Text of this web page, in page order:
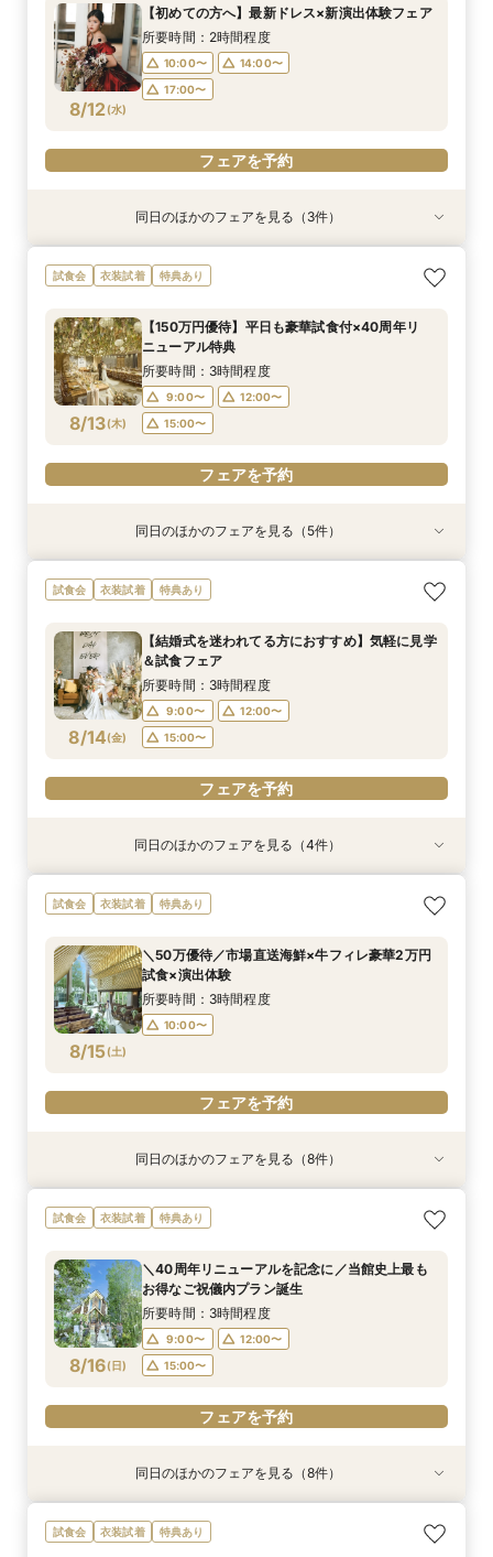
8/11(火)
17:00〜
フェアを予約
8/11(火)
17:00〜
フェアを予約
8/11(火)
14:00〜
フェアを予約
8/11(火)
14:00〜
16:00〜
18:00〜
8/11(火)
17:00〜
フェアを予約
8/11(火)
フェアを予約
8/11(火)
15:00〜
フェアを予約
8/11(火)
17:00〜
フェアを予約
8/12(水)
【初めての方へ】最新ドレス×新演出体験フェア
所要時間：2時間程度
10:00〜
14:00〜
17:00〜
フェアを予約
衣装試着 特典あり
8/12(水)
【150万円優待】平日も豪華試食付×40周年リ
ニューアル特典
9:00〜
15:00〜
フェアを予約
衣装試着 特典あり
8/12(水)
【料理重視の方へ】豪華2万円相当フレンチ試食
付特別フェア
10:00〜
17:00〜
フェアを予約
8/12(水)
＼館内ツアー／すきま時間で気軽に♪60分でゆ
るっと式場見学！
10:00〜
14:00〜
16:00〜
18:00〜
同日のほかのフェアを見る（3件）
試食会 衣装試着 特典あり
8/13(木)
【150万円優待】平日も豪華試食付×40周年リ
ニューアル特典
所要時間：3時間程度
9:00〜
12:00〜
15:00〜
フェアを予約
衣装試着 特典あり
8/13(木)
【料理重視の方へ】豪華2万円相当フレンチ試食
付特別フェア
10:00〜
17:00〜
フェアを予約
8/13(木)
＼館内ツアー／すきま時間で気軽に♪60分でゆ
るっと式場見学！
10:00〜
14:00〜
16:00〜
18:00〜
衣装試着 特典あり
8/13(木)
＼50万優待／市場直送海鮮×牛フィレ豪華2万円
試食×演出体験
10:00〜
フェアを予約
衣装試着 特典あり
8/13(木)
【結婚式を迷われてる方におすすめ】気軽に見学
＆試食フェア
9:00〜
15:00〜
フェアを予約
特典あり
8/13(木)
New豪華ランチ付♪【ハワイウェディング】★相
談会
12:00〜
16:00〜
フェアを予約
同日のほかのフェアを見る（5件）
試食会 衣装試着 特典あり
8/14(金)
【結婚式を迷われてる方におすすめ】気軽に見学
＆試食フェア
所要時間：3時間程度
9:00〜
12:00〜
15:00〜
フェアを予約
衣装試着 特典あり
8/14(金)
【150万円優待】平日も豪華試食付×40周年リ
ニューアル特典
9:00〜
15:00〜
衣装試着 特典あり
8/14(金)
【料理重視の方へ】豪華2万円相当フレンチ試食
付特別フェア
10:00〜
17:00〜
8/14(金)
＼館内ツアー／すきま時間で気軽に♪60分でゆ
るっと式場見学！
10:00〜
14:00〜
16:00〜
18:00〜
衣装試着 特典あり
8/14(金)
＼50万優待／市場直送海鮮×牛フィレ豪華2万円
試食×演出体験
10:00〜
同日のほかのフェアを見る（4件）
試食会 衣装試着 特典あり
8/15(土)
＼50万優待／市場直送海鮮×牛フィレ豪華2万円
試食×演出体験
所要時間：3時間程度
10:00〜
フェアを予約
衣装試着 特典あり
8/15(土)
＼40周年リニューアルを記念に／当館史上最も
お得なご祝儀内プラン誕生
9:00〜
12:00〜
15:00〜
フェアを予約
衣装試着 特典あり
8/15(土)
【料理重視の方へ】豪華2万円相当フレンチ試食
付特別フェア
10:00〜
14:00〜
17:00〜
フェアを予約
8/15(土)
【見積相談会】結婚式費用を抑えて挙げるコツを
教えます♪
10:00〜
14:00〜
17:00〜
フェアを予約
8/15(土)
【マタニティ＆パパママ婚】Wハッピーなあなた
に☆
10:00〜
12:00〜
14:00〜
フェアを予約
8/15(土)
＼館内ツアー／すきま時間で気軽に♪60分でゆ
るっと式場見学！
10:00〜
12:00〜
14:00〜
16:00〜
18:00〜
衣装試着 特典あり
8/15(土)
【少人数ウエディング歓迎】試着＆フレンチ試食
付じっくり相談会
10:00〜
14:00〜
17:00〜
フェアを予約
衣装試着 特典あり
8/15(土)
【結婚式を迷われてる方におすすめ】気軽に見学
＆試食フェア
9:00〜
12:00〜
15:00〜
フェアを予約
衣装試着 特典あり
8/15(土)
【写真婚】スナップデータ特典×ドレス試着×オ
リジナルスイーツ
10:00〜
14:00〜
17:00〜
フェアを予約
同日のほかのフェアを見る（8件）
試食会 衣装試着 特典あり
8/16(日)
＼40周年リニューアルを記念に／当館史上最も
お得なご祝儀内プラン誕生
所要時間：3時間程度
9:00〜
12:00〜
15:00〜
フェアを予約
衣装試着 特典あり
【料理重視の方へ】豪華2万円相当フレンチ試食
付特別フェア
【見積相談会】結婚式費用を抑えて挙げるコツを
教えます♪
【マタニティ＆パパママ婚】Wハッピーなあなた
に☆
＼館内ツアー／すきま時間で気軽に♪60分でゆ
るっと式場見学！
衣装試着 特典あり
【少人数ウエディング歓迎】試着＆フレンチ試食
付じっくり相談会
衣装試着 特典あり
＼50万優待／市場直送海鮮×牛フィレ豪華2万円
試食×演出体験
衣装試着 特典あり
【結婚式を迷われてる方におすすめ】気軽に見学
＆試食フェア
衣装試着 特典あり
【写真婚】スナップデータ特典×ドレス試着×オ
リジナルスイーツ
同日のほかのフェアを見る（8件）
試食会 衣装試着 特典あり